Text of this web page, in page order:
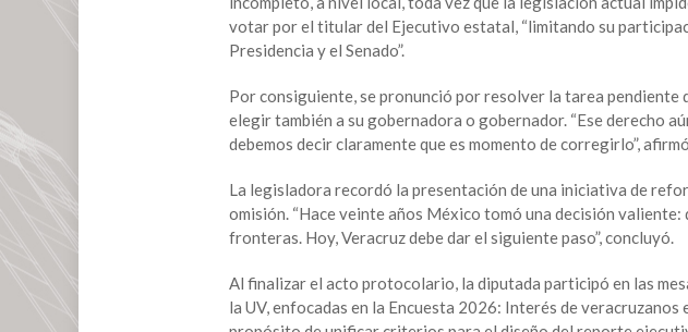
votar por el titular del Ejecutivo estatal, “limitando su
Presidencia y el Senado”.
Por consiguiente, se pronunció por resolver la tarea pendiente
elegir también a su gobernadora o gobernador. “Ese derecho
debemos decir claramente que es momento de corregirlo”,
La legisladora recordó la presentación de una iniciativa de
omisión. “Hace veinte años México tomó una decisión
fronteras. Hoy, Veracruz debe dar el siguiente paso”, concluyó.
Al finalizar el acto protocolario, la diputada participó en las
la UV, enfocadas en la Encuesta 2026: Interés de